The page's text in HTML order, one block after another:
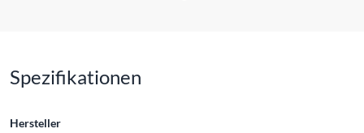
Spezifikationen
Hersteller